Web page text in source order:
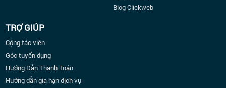
Blog Clickweb
TRỢ GIÚP
Cộng tác viên
Góc tuyển dụng
Hướng Dẫn Thanh Toán
Hướng dẫn gia hạn dịch vụ